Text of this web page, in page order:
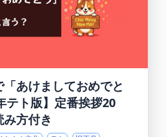
あけましておめでと
テト版】定番挨拶20
方付き